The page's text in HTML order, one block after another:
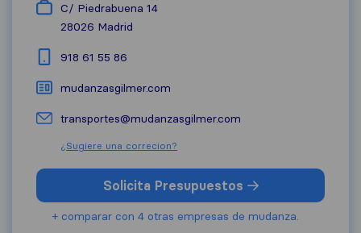
C/ Piedrabuena 14
28026 Madrid
918 61 55 86
mudanzasgilmer.com
transportes@mudanzasgilmer.com
¿Sugiere una correcion?
Solicita Presupuestos
+ comparar con 4 otras empresas de mudanza.